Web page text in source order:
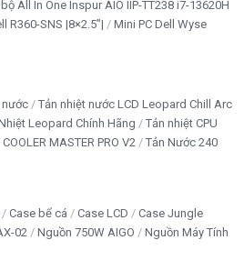
All In One Inspur AIO IIP-TT238 i7-13620H
R360-SNS |8×2.5”|
Mini PC Dell Wyse
nước
Tản nhiệt nước LCD Leopard Chill Arc
Leopard Chính Hãng
Tản nhiệt CPU
MASTER PRO V2
Tản Nước 240
Case bể cá Case LCD
Case Jungle
02
Nguồn 750W AIGO
Nguồn Máy Tính